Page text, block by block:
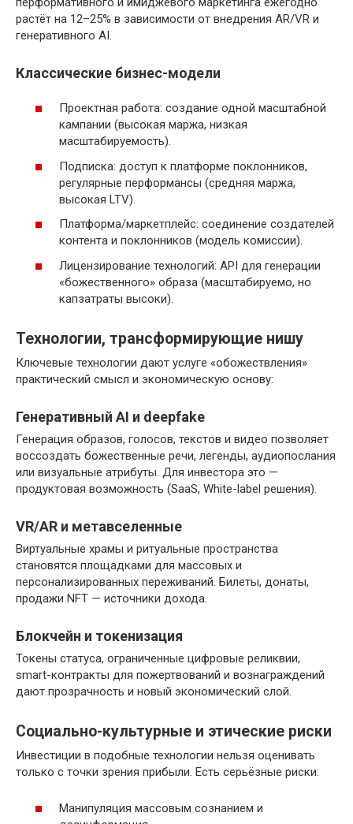
растёт на 12–25% в зависимости от внедрения AR/VR и
генеративного AI.
Классические бизнес-модели
Проектная работа: создание одной масштабной
кампании (высокая маржа, низкая
масштабируемость).
Подписка: доступ к платформе поклонников,
регулярные перформансы (средняя маржа,
высокая LTV).
Платформа/маркетплейс: соединение создателей
контента и поклонников (модель комиссии).
Лицензирование технологий: API для генерации
«божественного» образа (масштабируемо, но
капзатраты высоки).
Технологии, трансформирующие нишу
Ключевые технологии дают услуге «обожествления»
практический смысл и экономическую основу:
Генеративный AI и deepfake
Генерация образов, голосов, текстов и видео позволяет
воссоздать божественные речи, легенды, аудиопослания
или визуальные атрибуты. Для инвестора это —
продуктовая возможность (SaaS, White-label решения).
VR/AR и метавселенные
Виртуальные храмы и ритуальные пространства
становятся площадками для массовых и
персонализированных переживаний. Билеты, донаты,
продажи NFT — источники дохода.
Блокчейн и токенизация
Токены статуса, ограниченные цифровые реликвии,
smart-контракты для пожертвований и вознаграждений
дают прозрачность и новый экономический слой.
Социально-культурные и этические риски
Инвестиции в подобные технологии нельзя оценивать
только с точки зрения прибыли. Есть серьёзные риски:
Манипуляция массовым сознанием и